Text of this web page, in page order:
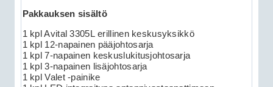
Pakkauksen sisältö
1 kpl Avital 3305L erillinen keskusyksikkö
1 kpl 12-napainen pääjohtosarja
1 kpl 7-napainen keskuslukitusjohtosarja
1 kpl 3-napainen lisäjohtosarja
1 kpl Valet -painike